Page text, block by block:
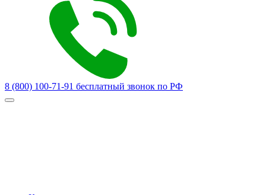
8 (800) 100-71-91 бесплатный звонок по РФ